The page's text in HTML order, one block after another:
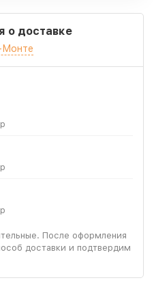
о доставке
Монте
После оформления
доставки и подтвердим